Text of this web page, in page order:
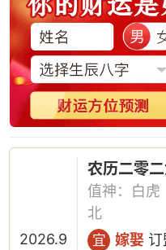
2026.9
农历二零
值神：白虎
北
宜 嫁娶